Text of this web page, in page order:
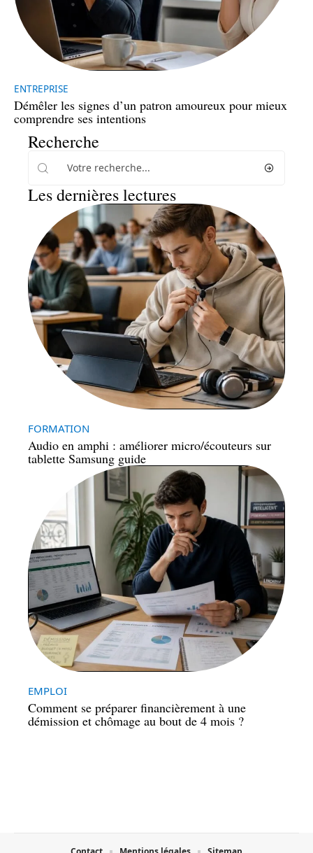
ENTREPRISE
Démêler les signes d’un patron amoureux pour mieux
comprendre ses intentions
Recherche
Les dernières lectures
FORMATION
Audio en amphi : améliorer micro/écouteurs sur
tablette Samsung guide
EMPLOI
Comment se préparer financièrement à une
démission et chômage au bout de 4 mois ?